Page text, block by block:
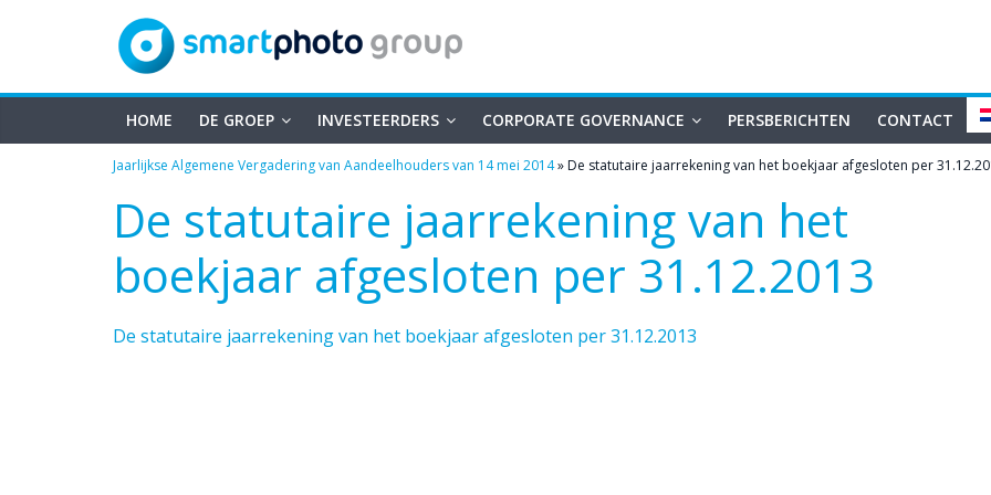
smartphoto
group
HOME DE GROEP INVESTEERDERS CORPORATE GOVERNANCE PERSBERICHTEN CONTACT
Jaarlijkse Algemene Vergadering van Aandeelhouders van 14 mei 2014» De statutaire jaarrekening van het boekjaar afgesloten per
De statutaire jaarrekening van het
boekjaar afgesloten per 31.12.2013
De statutaire jaarrekening van het boekjaar afgesloten per 31.12.2013